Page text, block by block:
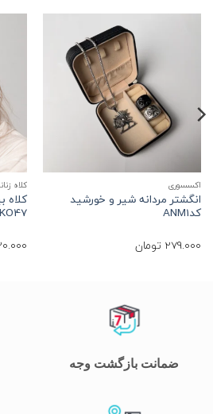
اکسسوری
انگشتر مردانه شیر و خورشید
کدANM1
279.000تومان
کلاه زنانه
KO47 + پشت توری و قابل تنظیم
ضمانت بازگشت وجه